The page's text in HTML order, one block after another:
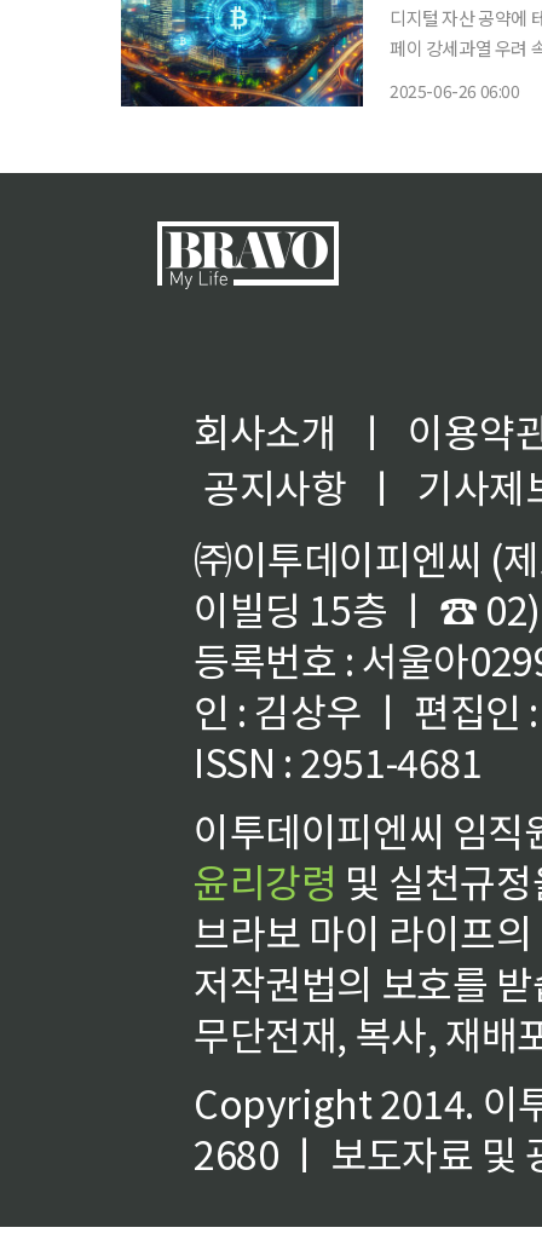
디지털 자산 공약에
페이 강세과열 우려 속 ‘테마
2025-06-26 06:00
회사소개 ㅣ
이용약
공지사항
ㅣ
기사제
㈜이투데이피엔씨 (
이빌딩 15층 ㅣ ☎
등록번호 : 서울아
인 : 김상우 ㅣ 편집인
ISSN : 2951-4681
이투데이피엔씨 임
윤리강령 및 실천규
브라보 마이 라이프
저작권법의 보호를
무단전재, 복사, 재배
Copyright 2014. 이
2680 ㅣ 보도자료